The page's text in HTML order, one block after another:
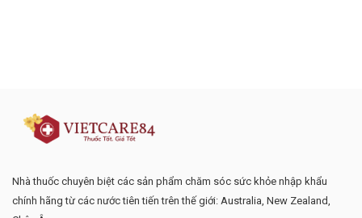
Nhà thuốc chuyên biệt các sản phẩm chăm sóc sức khỏe nhập khẩu
chính hãng từ các nước tiên tiến trên thế giới: Australia, New Zealand,